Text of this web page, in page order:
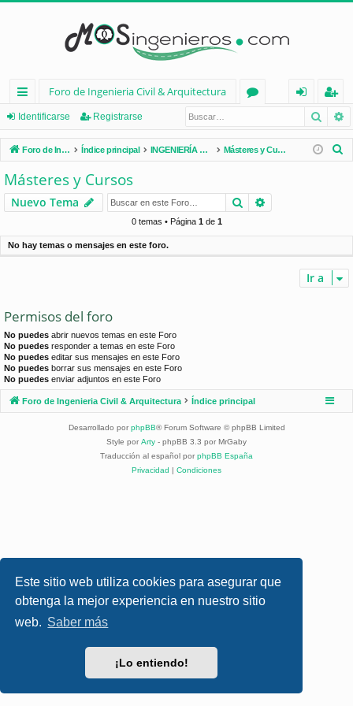
Este sitio web utiliza cookies para asegurar que
obtenga la mejor experiencia en nuestro sitio
web. Saber más
¡Lo entiendo!
nl
ac
es
rá
pi
d
Foro de Ingenieria Civil & Arquitectura
os
nt
ifi
e
eg
ist
ra
Identificarse Registrarse
Foro de Ingenieria Civil & Arquitectura Índice principal INGENIERÍA CIVIL (España) Másteres y Cursos
r
Másteres y Cursos
Nuevo Tema Buscar
0 temas • Página 1de 1
No hay temas o mensajes en este foro.
Ir a
Permisos del foro
No puedes abrir nuevos temas en este Foro
No puedes responder a temas en este Foro
No puedes editar sus mensajes en este Foro
No puedes borrar sus mensajes en este Foro
No puedes enviar adjuntos en este Foro
Foro de Ingenieria Civil & Arquitectura Índice principal
Desarrollado por phpBB® Forum Software © phpBB Limited
Style por Arty - phpBB 3.3 por MrGaby
Traducción al español por phpBB España
Privacidad | Condiciones